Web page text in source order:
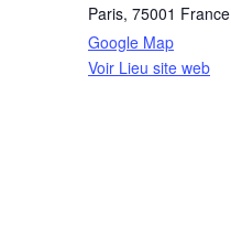
Paris, 75001 France
Google Map
Voir Lieu site web